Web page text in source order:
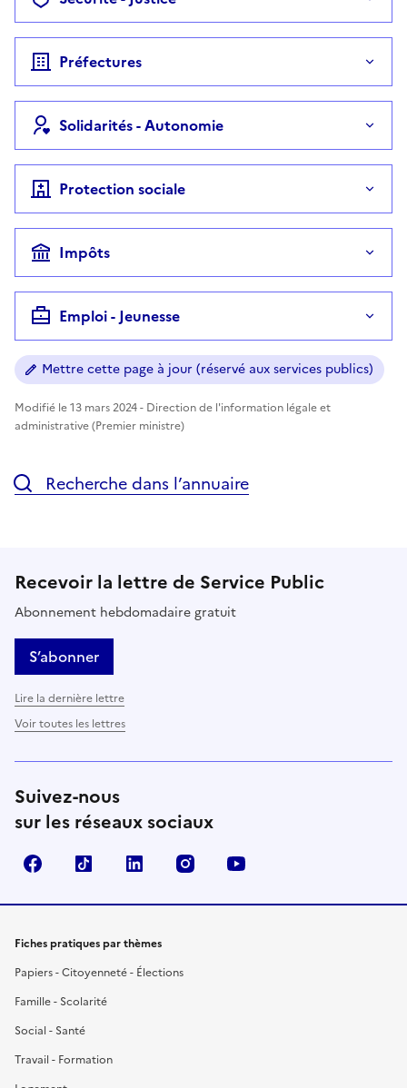
Préfectures
Solidarités - Autonomie
Protection sociale
Impôts
Emploi - Jeunesse
Mettre cette page à jour (réservé aux services publics)
Modifié le 13 mars 2024 - Direction de l'information légale et
administrative (Premier ministre)
Recherche dans l’annuaire
Recevoir la lettre de Service Public
Abonnement hebdomadaire gratuit
S’abonner
Lire la dernière lettre
Voir toutes les lettres
Suivez-nous
sur les réseaux sociaux
FacebookTikTok LinkedIn Instagram
Fiches pratiques par thèmes
Papiers - Citoyenneté - Élections
Famille - Scolarité
Social - Santé
Travail - Formation